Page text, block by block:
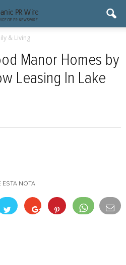
& Living
Manor Homes by
Leasing In Lake
ESTA NOTA